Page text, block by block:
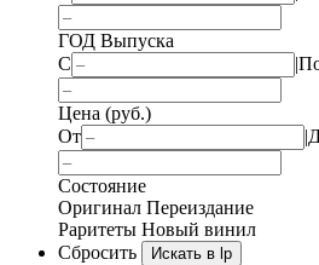
ГОД Выпуска
С
|
Цена (руб.)
От
|
Состояние
Оригинал Переиздание
Раритеты Новый винил
Сбросить
Искать в lp